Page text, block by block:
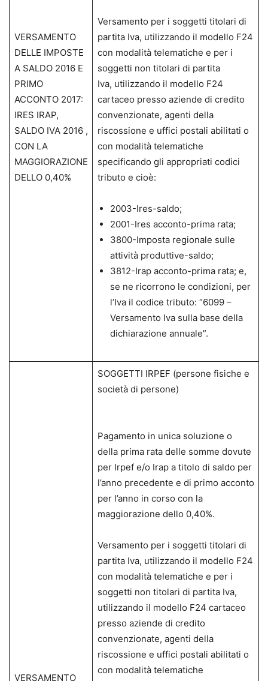
VERSAMENTO
DELLE IMPOSTE
A SALDO 2016 E
PRIMO
ACCONTO 2017:
IRES IRAP,
SALDO IVA 2016 ,
CON LA
MAGGIORAZIONE
DELLO 0,40%
Versamento per i soggetti titolari di
partita Iva, utilizzando il modello F24
con modalità telematiche e per i
soggetti non titolari di partita
Iva, utilizzando il modello F24
cartaceo presso aziende di credito
convenzionate, agenti della
riscossione e uffici postali abilitati o
con modalità telematiche
specificando gli appropriati codici
tributo e cioè:
2003-Ires-saldo;
2001-Ires acconto-prima rata;
3800-Imposta regionale sulle
attività produttive-saldo;
3812-Irap acconto-prima rata; e,
se ne ricorrono le condizioni, per
l’Iva il codice tributo: “6099 –
Versamento Iva sulla base della
dichiarazione annuale”.
VERSAMENTO
SOGGETTI IRPEF (persone fisiche e
società di persone)
Pagamento in unica soluzione o
della prima rata delle somme dovute
per Irpef e/o Irap a titolo di saldo per
l’anno precedente e di primo acconto
per l’anno in corso con la
maggiorazione dello 0,40%.
Versamento per i soggetti titolari di
partita Iva, utilizzando il modello F24
con modalità telematiche e per i
soggetti non titolari di partita Iva,
utilizzando il modello F24 cartaceo
presso aziende di credito
convenzionate, agenti della
riscossione e uffici postali abilitati o
con modalità telematiche